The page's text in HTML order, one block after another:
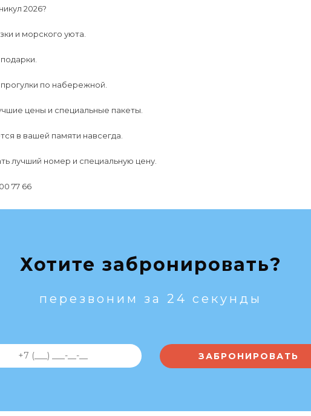
2026?
и морского уюта.
по набережной.
цены и специальные пакеты.
в вашей памяти навсегда.
лучший номер и специальную цену.
77 66
Хотите забронировать?
перезвоним за 24 секунды